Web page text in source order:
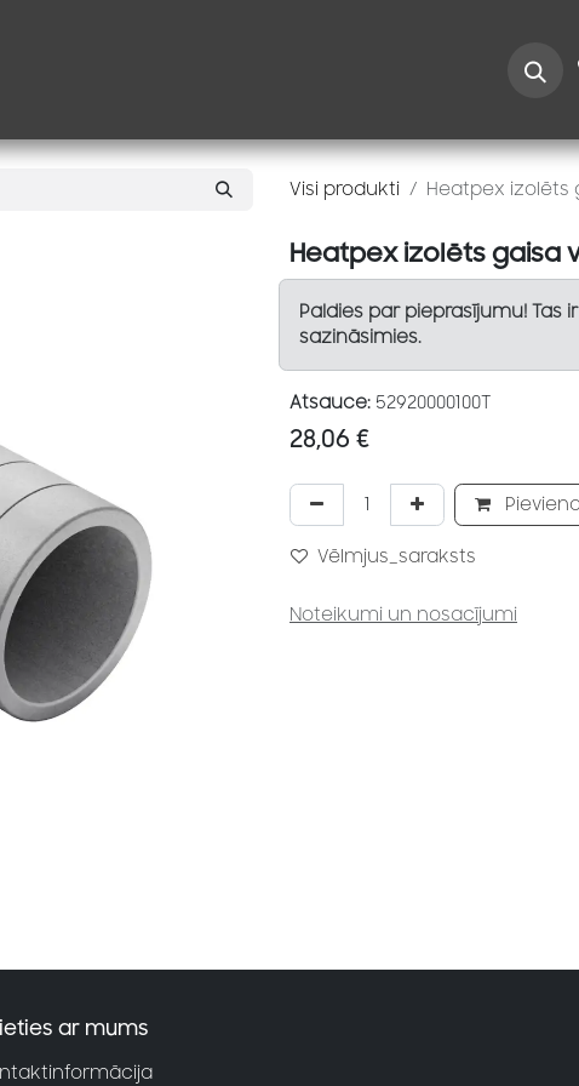
Visi produkti Heatpex izolēts
Heatpex izolēts gaisa
Paldies par pieprasījumu! Tas
sazināsimies.
Atsauce: 52920000100T
28,06 €
Vēlmjus_saraksts
Noteikumi un nosacījumi
ar mums